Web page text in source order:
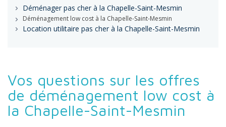
Déménager pas cher à la Chapelle-Saint-Mesmin
Déménagement low cost à la Chapelle-Saint-Mesmin
Location utilitaire pas cher à la Chapelle-Saint-Mesmin
Vos questions sur les offres
de déménagement low cost à
la Chapelle-Saint-Mesmin